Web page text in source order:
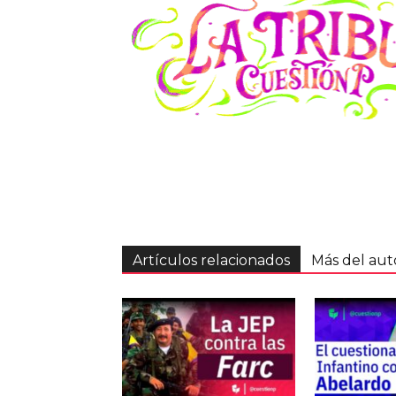
Artículos relacionados Más del